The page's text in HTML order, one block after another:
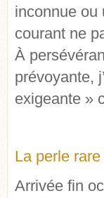
inconnue ou
courant ne
À
prévoyante,
exigeante »
La perle rare
Arrivée fin